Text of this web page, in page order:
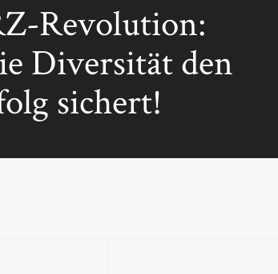
Revolution:
Diversität den
sichert!